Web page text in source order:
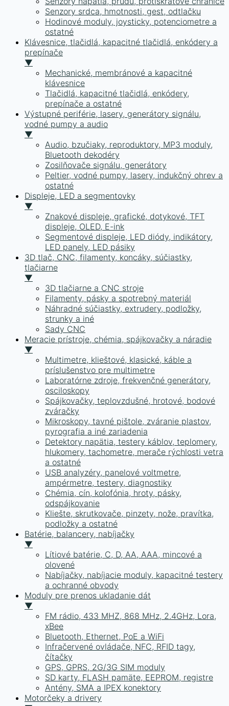
Senzory srdca, hmotnosti, gest, odtlačku
Hodinové moduly, joysticky, potenciometre a
ostatné
Klávesnice, tlačidlá, kapacitné tlačidlá, enkódery a
prepínače
▼
Mechanické, membránové a kapacitné
klávesnice
Tlačidlá, kapacitné tlačidlá, enkódery,
prepínače a ostatné
Výstupné periférie, lasery, generátory signálu,
vodné pumpy a audio
▼
Audio, bzučiaky, reproduktory, MP3 moduly,
Bluetooth dekodéry
Zosilňovače signálu, generátory
Peltier, vodné pumpy, lasery, indukčný ohrev a
ostatné
Displeje, LED a segmentovky
▼
Znakové displeje, grafické, dotykové, TFT
displeje, OLED, E-ink
Segmentové displeje, LED diódy, indikátory,
LED panely, LED pásiky
3D tlač, CNC, filamenty, koncáky, súčiastky,
tlačiarne
▼
3D tlačiarne a CNC stroje
Filamenty, pásky a spotrebný materiál
Náhradné súčiastky, extrudery, podložky,
strunky a iné
Sady CNC
Meracie prístroje, chémia, spájkovačky a náradie
▼
Multimetre, klieštové, klasické, káble a
príslušenstvo pre multimetre
Laboratórne zdroje, frekvenčné generátory,
osciloskopy
Spájkovačky, teplovzdušné, hrotové, bodové
zváračky
Mikroskopy, tavné pištole, zváranie plastov,
pyrografia a iné zariadenia
Detektory napätia, testery káblov, teplomery,
hlukomery, tachometre, merače rýchlosti vetra
a ostatné
USB analyzéry, panelové voltmetre,
ampérmetre, testery, diagnostiky
Chémia, cín, kolofónia, hroty, pásky,
odspájkovanie
Kliešte, skrutkovače, pinzety, nože, pravítka,
podložky a ostatné
Batérie, balancery, nabíjačky
▼
Lítiové batérie, C, D, AA, AAA, mincové a
olovené
Nabíjačky, nabíjacie moduly, kapacitné testery
a ochranné obvody
Moduly pre prenos ukladanie dát
▼
FM rádio, 433 MHZ, 868 MHz, 2.4GHz, Lora,
xBee
Bluetooth, Ethernet, PoE a WiFi
Infračervené ovládače, NFC, RFID tagy,
čítačky
GPS, GPRS, 2G/3G SIM moduly
SD karty, FLASH pamäte, EEPROM, registre
Antény, SMA a IPEX konektory
Motorčeky a drivery